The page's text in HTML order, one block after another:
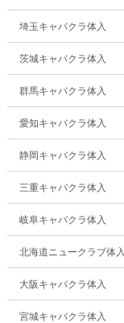
埼玉キャバクラ体入
茨城キャバクラ体入
群馬キャバクラ体入
愛知キャバクラ体入
静岡キャバクラ体入
三重キャバクラ体入
岐阜キャバクラ体入
北海道ニュークラブ体入
大阪キャバクラ体入
宮城キャバクラ体入